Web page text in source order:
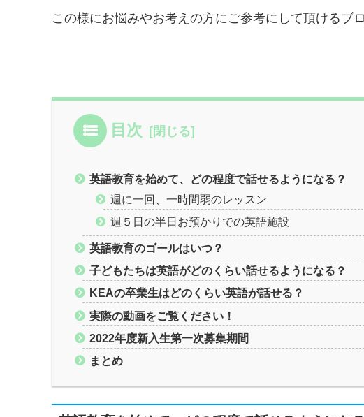
この様にお悩みやお考えの方にご参考にして頂けるブロ
目次
英語教育を始めて、どの程度で話せるようになる？
週に一回、一時間弱のレッスン
週５日の半日お預かりでの英語施設
英語教育のゴールはいつ？
子どもたちは英語がどのくらい話せるようになる？
KEAの卒業生はどのくらい英語が話せる？
実際の動画をご覧ください！
2022年度新入生第一次募集期間
まとめ